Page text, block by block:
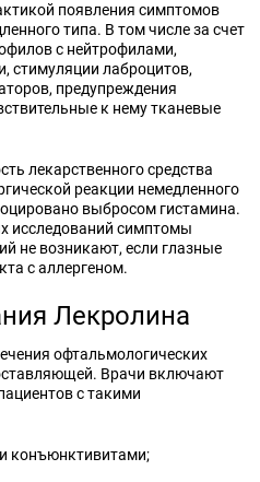
появления симптомов
типа. В том числе за счет
с нейтрофилами,
стимуляции лаброцитов,
предупреждения
к нему тканевые
лекарственного средства
реакции немедленного
выбросом гистамина.
исследований симптомы
не возникают, если глазные
с аллергеном.
Лекролина
офтальмологических
Врачи включают
с такими
конъюнктивитами;